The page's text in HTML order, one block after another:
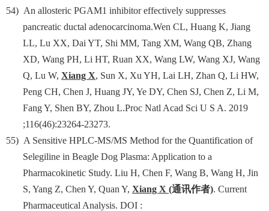
54) An allosteric PGAM1 inhibitor effectively suppresses
pancreatic ductal adenocarcinoma.Wen CL, Huang K, Jiang
LL, Lu XX, Dai YT, Shi MM, Tang XM, Wang QB, Zhang
XD, Wang PH, Li HT, Ruan XX, Wang LW, Wang XJ, Wang
Q, Lu W, Xiang X, Sun X, Xu YH, Lai LH, Zhan Q, Li HW,
Peng CH, Chen J, Huang JY, Ye DY, Chen SJ, Chen Z, Li M,
Fang Y, Shen BY, Zhou L.Proc Natl Acad Sci U S A. 2019
;116(46):23264-23273.
55) A Sensitive HPLC-MS/MS Method for the Quantification of
Selegiline in Beagle Dog Plasma: Application to a
Pharmacokinetic Study. Liu H, Chen F, Wang B, Wang H, Jin
S, Yang Z, Chen Y, Quan Y, Xiang X (通讯作者). Current
Pharmaceutical Analysis. DOI :